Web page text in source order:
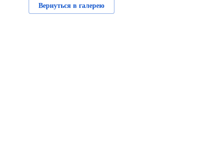
Вернуться в галерею